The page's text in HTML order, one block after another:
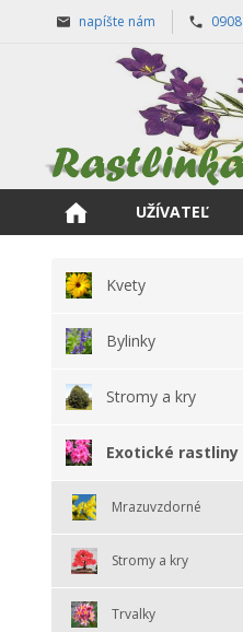
napíšte nám
UŽÍVATEĽ
Kvety
Bylinky
Stromy a kry
Exotické rastliny
Mrazuvzdorné
Stromy a kry
Trvalky